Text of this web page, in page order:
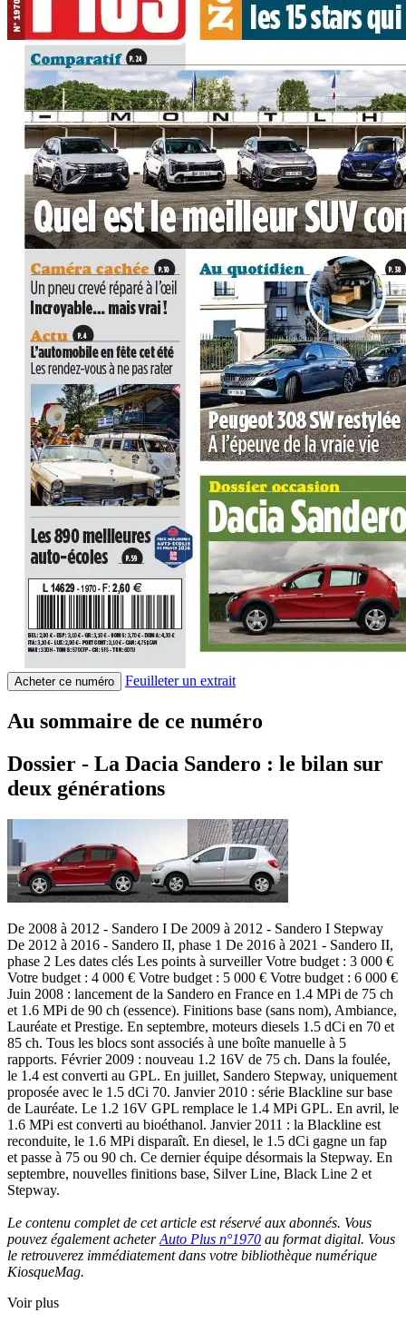
Acheter ce numéro Feuilleter un extrait
Au sommaire de ce numéro
Dossier - La Dacia Sandero : le bilan sur
deux générations
De 2008 à 2012 - Sandero I De 2009 à 2012 - Sandero I Stepway
De 2012 à 2016 - Sandero II, phase 1 De 2016 à 2021 - Sandero II,
phase 2 Les dates clés Les points à surveiller Votre budget : 3 000 €
Votre budget : 4 000 € Votre budget : 5 000 € Votre budget : 6 000 €
Juin 2008 : lancement de la Sandero en France en 1.4 MPi de 75 ch
et 1.6 MPi de 90 ch (essence). Finitions base (sans nom), Ambiance,
Lauréate et Prestige. En septembre, moteurs diesels 1.5 dCi en 70 et
85 ch. Tous les blocs sont associés à une boîte manuelle à 5
rapports. Février 2009 : nouveau 1.2 16V de 75 ch. Dans la foulée,
le 1.4 est converti au GPL. En juillet, Sandero Stepway, uniquement
proposée avec le 1.5 dCi 70. Janvier 2010 : série Blackline sur base
de Lauréate. Le 1.2 16V GPL remplace le 1.4 MPi GPL. En avril, le
1.6 MPi est converti au bioéthanol. Janvier 2011 : la Blackline est
reconduite, le 1.6 MPi disparaît. En diesel, le 1.5 dCi gagne un fap
et passe à 75 ou 90 ch. Ce dernier équipe désormais la Stepway. En
septembre, nouvelles finitions base, Silver Line, Black Line 2 et
Stepway.
Le contenu complet de cet article est réservé aux abonnés. Vous
pouvez également acheterAuto Plus n°1970 au format digital. Vous
le retrouverez immédiatement dans votre bibliothèque numérique
KiosqueMag.
Voir plus